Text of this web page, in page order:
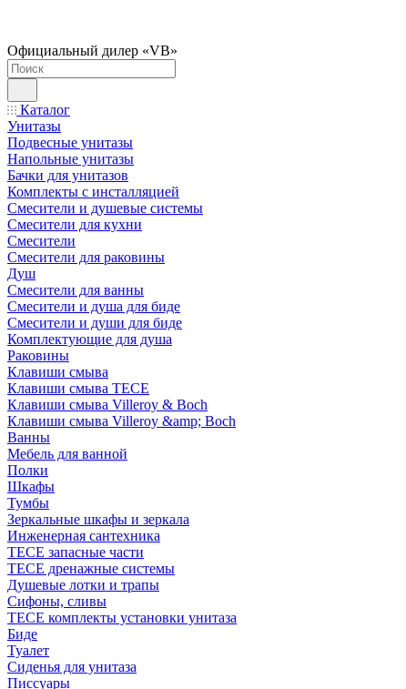
Официальный дилер «VB»
Каталог
Унитазы
Подвесные унитазы
Напольные унитазы
Бачки для унитазов
Комплекты с инсталляцией
Смесители и душевые системы
Смесители для кухни
Смесители
Смесители для раковины
Душ
Смесители для ванны
Смесители и душа для биде
Смесители и души для биде
Комплектующие для душа
Раковины
Клавиши смыва
Клавиши смыва TECE
Клавиши смыва Villeroy & Boch
Клавиши смыва Villeroy &amp; Boch
Ванны
Мебель для ванной
Полки
Шкафы
Тумбы
Зеркальные шкафы и зеркала
Инженерная сантехника
TECE запасные части
TECE дренажные системы
Душевые лотки и трапы
Сифоны, сливы
TECE комплекты установки унитаза
Биде
Туалет
Сиденья для унитаза
Писсуары